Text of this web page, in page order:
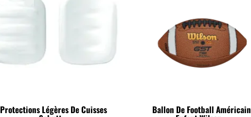
Protections Légères De Cuisses Ballon De Football Américain